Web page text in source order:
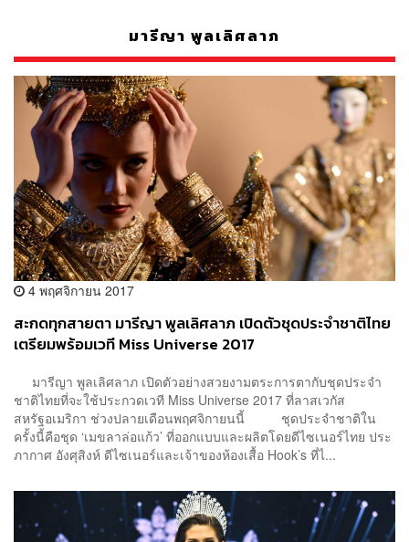
มารีญา พูลเลิศลาภ
4 พฤศจิกายน 2017
สะกดทุกสายตา มารีญา พูลเลิศลาภ เปิดตัวชุดประจำชาติไทย
เตรียมพร้อมเวที Miss Universe 2017
มารีญา พูลเลิศลาภ เปิดตัวอย่างสวยงามตระการตากับชุดประจำ
ชาติไทยที่จะใช้ประกวดเวที Miss Universe 2017 ที่ลาสเวกัส
สหรัฐอเมริกา ช่วงปลายเดือนพฤศจิกายนนี้ ชุดประจำชาติใน
ครั้งนี้คือชุด ‘เมขลาล่อแก้ว’ ที่ออกแบบและผลิตโดยดีไซเนอร์ไทย ประ
ภากาศ อังศุสิงห์ ดีไซเนอร์และเจ้าของห้องเสื้อ Hook’s ที่ไ...